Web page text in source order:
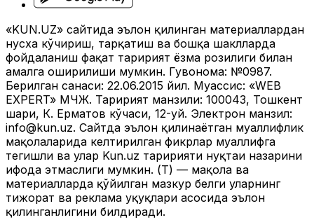
«KUN.UZ» сайтида эълон қилинган материаллардан
нусха кўчириш, тарқатиш ва бошқа шаклларда
фойдаланиш фақат таҳририят ёзма розилиги билан
амалга оширилиши мумкин. Гувоҳнома: №0987.
Берилган санаси: 22.06.2015 йил. Муассис: «WEB
EXPERT» МЧЖ. Таҳририят манзили: 100043, Тошкент
шаҳри, К. Ерматов кўчаси, 12-уй. Электрон манзил:
info@kun.uz. Сайтда эълон қилинаётган муаллифлик
мақолаларида келтирилган фикрлар муаллифга
тегишли ва улар Kun.uz таҳририяти нуқтаи назарини
ифода этмаслиги мумкин. (Т) — мақола ва
материалларда қўйилган мазкур белги уларнинг
тижорат ва реклама ҳуқуқлари асосида эълон
қилинганлигини билдиради.